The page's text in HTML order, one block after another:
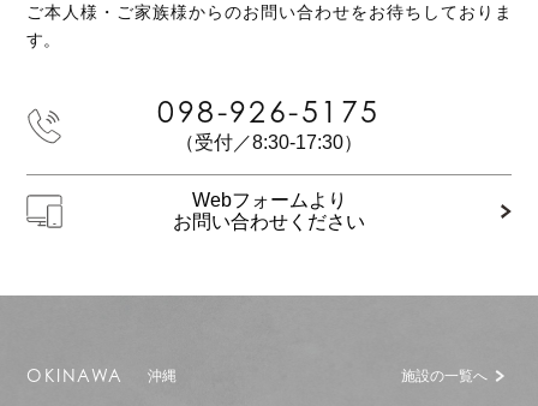
ご本人様・ご家族様からのお問い合わせをお待ちしておりま
す。
098-926-5175
（受付／8:30-17:30）
Webフォームより
お問い合わせください
OKINAWA 沖縄 施設の一覧へ